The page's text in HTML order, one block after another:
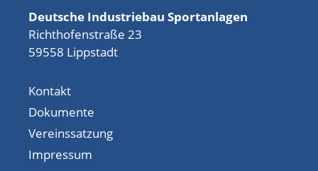
Deutsche Industriebau Sportanlagen
Richthofenstraße 23
59558 Lippstadt
Kontakt
Dokumente
Vereinssatzung
Impressum